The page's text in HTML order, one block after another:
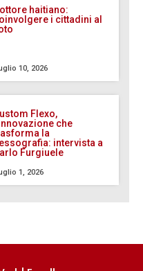
haitiano:
i cittadini al
10, 2026
Flexo,
che
la
intervista a
Furgiuele
1, 2026